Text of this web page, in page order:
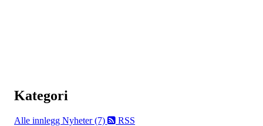
Kategori
Alle innlegg Nyheter (7) RSS